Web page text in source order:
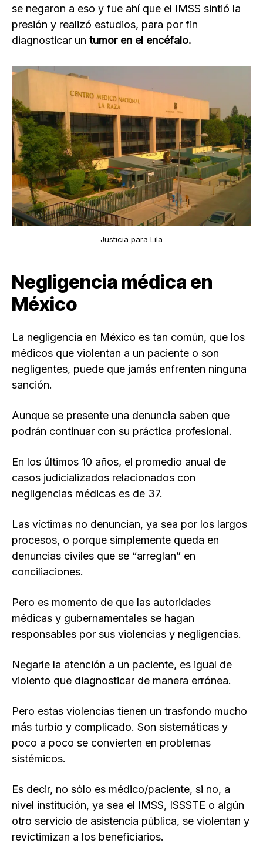
se negaron a eso y fue ahí que el IMSS sintió la
presión y realizó estudios, para por fin
diagnosticar un tumor en el encéfalo.
Justicia para Lila
Negligencia médica en
México
La negligencia en México es tan común, que los
médicos que violentan a un paciente o son
negligentes, puede que jamás enfrenten ninguna
sanción.
Aunque se presente una denuncia saben que
podrán continuar con su práctica profesional.
En los últimos 10 años, el promedio anual de
casos judicializados relacionados con
negligencias médicas es de 37.
Las víctimas no denuncian, ya sea por los largos
procesos, o porque simplemente queda en
denuncias civiles que se “arreglan” en
conciliaciones.
Pero es momento de que las autoridades
médicas y gubernamentales se hagan
responsables por sus violencias y negligencias.
Negarle la atención a un paciente, es igual de
violento que diagnosticar de manera errónea.
Pero estas violencias tienen un trasfondo mucho
más turbio y complicado. Son sistemáticas y
poco a poco se convierten en problemas
sistémicos.
Es decir, no sólo es médico/paciente, si no, a
nivel institución, ya sea el IMSS, ISSSTE o algún
otro servicio de asistencia pública, se violentan y
revictimizan a los beneficiarios.